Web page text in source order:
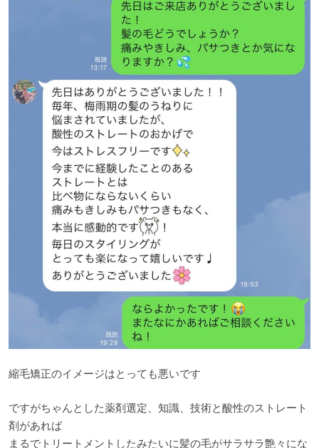
縮毛矯正のイメージはとっても悪いです
ですがちゃんとした薬剤選定、知識、技術と酸性のストレート
剤があれば
まるでトリートメントしたみたいに髪の毛がサラサラ艶々にな